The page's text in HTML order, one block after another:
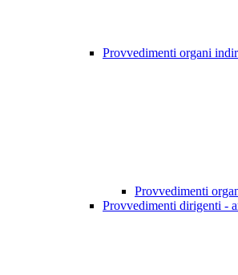
Provvedimenti organi
Provvedimenti
Provvedimenti dirigenti -